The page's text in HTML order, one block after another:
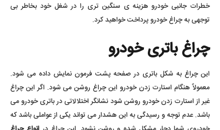
خطرات جانبی خودرو هزینه ی سنگین تری را در شغل خود بخاطر بی
توجهی به چراغ خودرو پرداخت خواهید کرد.
چراغ باتری خودرو
این چراغ به شکل باتری در صفحه پشت فرمون نمایش داده می شود.
معمولاً هنگام استارت زدن خودرو این چراغ روشن می شود. اگر این چراغ
غیر از استارت زدن خودرو روشن شود نشانگر اختلالاتی در باتری خودرو می
باشد. عدم توجه و رسیدگی به این هشدار می تواند یکی از عواملی باشد که